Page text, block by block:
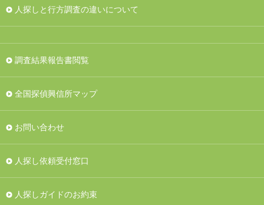
人探しと行方調査の違いについて
調査結果報告書閲覧
全国探偵興信所マップ
お問い合わせ
人探し依頼受付窓口
人探しガイドのお約束